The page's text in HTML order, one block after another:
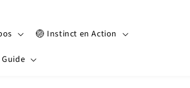
🏐 Instinct en Action
Guide